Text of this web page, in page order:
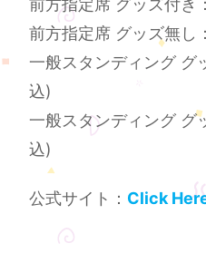
前方指定席 グッズ付き
前方指定席 グッズ無し
一般スタンディング グ
込)
一般スタンディング
込) ︎
公式サイト： Click